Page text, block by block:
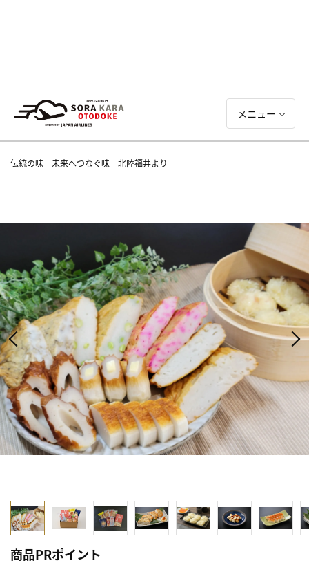
メニュー
伝統の味 未来へつなぐ味 北陸福井より
商品PRポイント